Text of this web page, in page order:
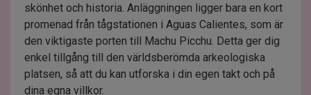
skönhet och historia. Anläggningen ligger bara en kort
promenad från tågstationen i Aguas Calientes, som är
den viktigaste porten till Machu Picchu. Detta ger dig
enkel tillgång till den världsberömda arkeologiska
platsen, så att du kan utforska i din egen takt och på
dina egna villkor.